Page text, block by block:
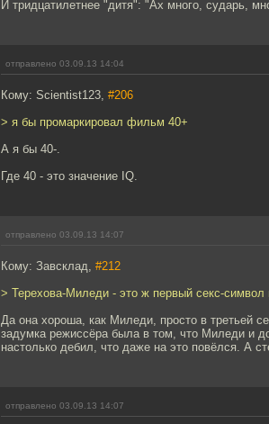
И тридцатилетнее "дитя": "Ах много, сударь,
отправлено 03.09.13 14:04
Кому: Scientist123, #206
> я бы промаркировал фильм 40+
А я бы 40-.
Где 40 - это значение IQ.
отправлено 03.09.13 14:07
Кому: Завсклад, #212
> Терехова-Миледи - это ж первый секс-символ
Да она хороша, как Миледи, просто в третьей
задумка режиссёра была в том, что Миледи и
настолько дебил, что даже на это повёлся. А
отправлено 03.09.13 14:07